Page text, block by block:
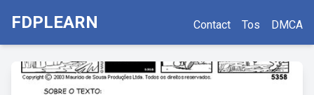
FDPLEARN Contact Tos DMCA